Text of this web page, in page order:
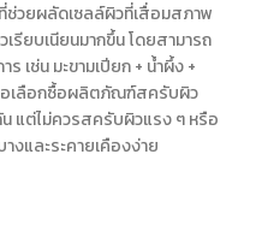
ช่วยผลัดเซลล์ผิวที่เสื่อมสภาพ
เรียบเนียนมากขึ้น โดยสามารถ
เช่น มะขามเปียก + น้ำผึ้ง +
อเลือกซื้อผลิตภัณฑ์สครับผิว
แต่ไม่ควรสครับผิวแรง ๆ หรือ
งและระคายเคืองง่าย